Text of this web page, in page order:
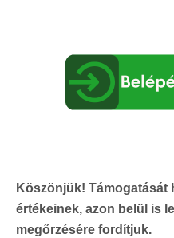
Köszönjük! Támogatását
értékeinek, azon belül is
megőrzésére fordítjuk.